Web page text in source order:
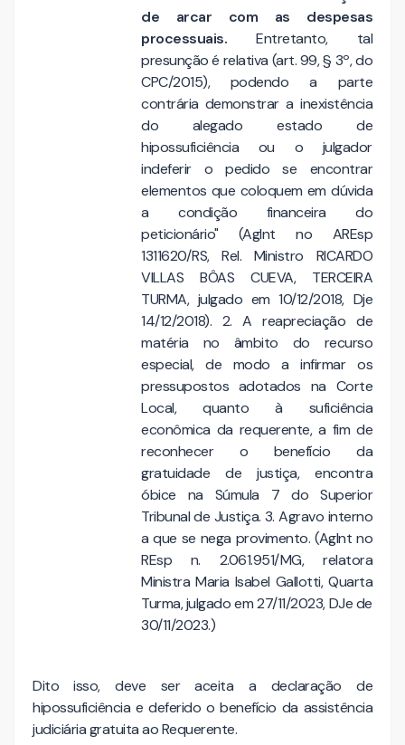
de arcar com as despesas
processuais. Entretanto, tal
presunção é relativa (art. 99, § 3º, do
CPC/2015), podendo a parte
contrária demonstrar a inexistência
do alegado estado de
hipossuficiência ou o julgador
indeferir o pedido se encontrar
elementos que coloquem em dúvida
a condição financeira do
peticionário" (AgInt no AREsp
1311620/RS, Rel. Ministro RICARDO
VILLAS BÔAS CUEVA, TERCEIRA
TURMA, julgado em 10/12/2018, Dje
14/12/2018). 2. A reapreciação de
matéria no âmbito do recurso
especial, de modo a infirmar os
pressupostos adotados na Corte
Local, quanto à suficiência
econômica da requerente, a fim de
reconhecer o benefício da
gratuidade de justiça, encontra
óbice na Súmula 7 do Superior
Tribunal de Justiça. 3. Agravo interno
a que se nega provimento. (AgInt no
REsp n. 2.061.951/MG, relatora
Ministra Maria Isabel Gallotti, Quarta
Turma, julgado em 27/11/2023, DJe de
30/11/2023.)
Dito isso, deve ser aceita a declaração de
hipossuficiência e deferido o benefício da assistência
judiciária gratuita ao Requerente.